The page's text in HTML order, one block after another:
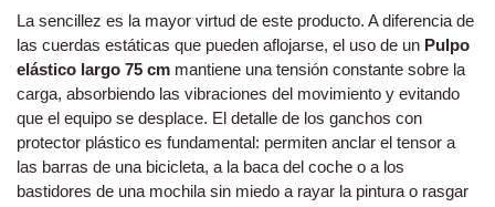
La sencillez es la mayor virtud de este producto. A diferencia de
las cuerdas estáticas que pueden aflojarse, el uso de un Pulpo
elástico largo 75 cm mantiene una tensión constante sobre la
carga, absorbiendo las vibraciones del movimiento y evitando
que el equipo se desplace. El detalle de los ganchos con
protector plástico es fundamental: permiten anclar el tensor a
las barras de una bicicleta, a la baca del coche o a los
bastidores de una mochila sin miedo a rayar la pintura o rasgar